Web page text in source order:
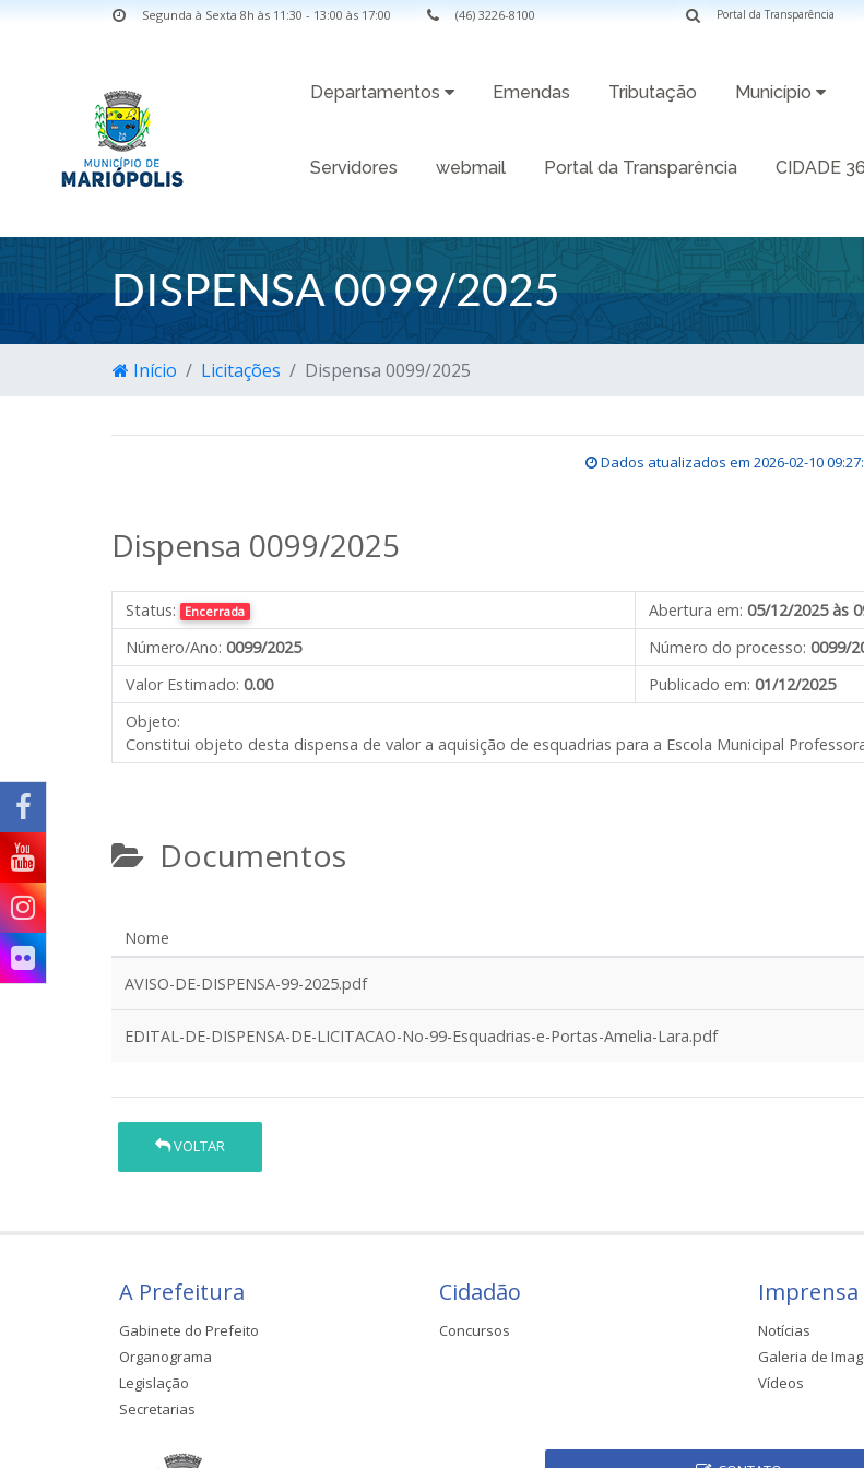
Segunda à Sexta 8h às 11:30 - 13:00 às 17:00 (46) 3226-8100 Portal da Transparência
Departamentos Emendas Tributação Município
Servidores webmail Portal da Transparência CIDADE
DISPENSA 0099/2025
Início Licitações Dispensa 0099/2025
Dados atualizados em 2026-02-10
Dispensa 0099/2025
Status: Encerrada Abertura em: 05/12/2025 às
Número/Ano: 0099/2025 Número do processo: 0099/
Valor Estimado: 0.00 Publicado em: 01/12/2025
Objeto:
Constitui objeto desta dispensa de valor a aquisição de esquadrias para a Escola Municipal
Documentos
Nome
AVISO-DE-DISPENSA-99-2025.pdf
EDITAL-DE-DISPENSA-DE-LICITACAO-No-99-Esquadrias-e-Portas-Amelia-Lara.pdf
VOLTAR
A Prefeitura
Gabinete do Prefeito
Organograma
Legislação
Secretarias
Cidadão
Concursos
Imprensa
Notícias
Galeria de
Vídeos